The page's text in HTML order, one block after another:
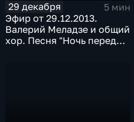
29 декабря
5 мин
Эфир от 29.12.2013.
Валерий Меладзе и общий
хор. Песня "Ночь перед